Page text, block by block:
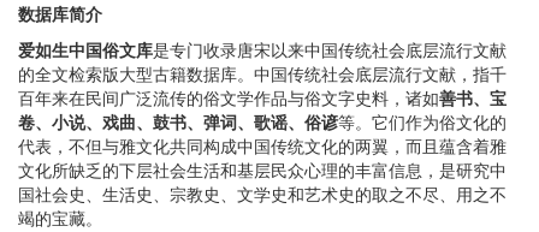
数据库简介
爱如生中国俗文库是专门收录唐宋以来中国传统社会底层流行文献
的全文检索版大型古籍数据库。中国传统社会底层流行文献，指千
百年来在民间广泛流传的俗文学作品与俗文字史料，诸如善书、宝
卷、小说、戏曲、鼓书、弹词、歌谣、俗谚等。它们作为俗文化的
代表，不但与雅文化共同构成中国传统文化的两翼，而且蕴含着雅
文化所缺乏的下层社会生活和基层民众心理的丰富信息，是研究中
国社会史、生活史、宗教史、文学史和艺术史的取之不尽、用之不
竭的宝藏。